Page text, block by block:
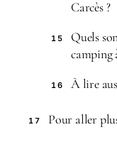
Carcès ?
15
Quels
camping
16 À lire
17 Pour aller